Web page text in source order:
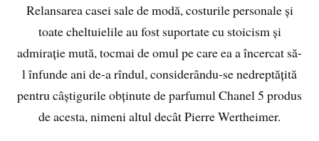
Relansarea casei sale de modă, costurile personale și
toate cheltuielile au fost suportate cu stoicism și
admirație mută, tocmai de omul pe care ea a încercat să-
l înfunde ani de-a rîndul, considerându-se nedreptățită
pentru câștigurile obținute de parfumul Chanel 5 produs
de acesta, nimeni altul decât Pierre Wertheimer.